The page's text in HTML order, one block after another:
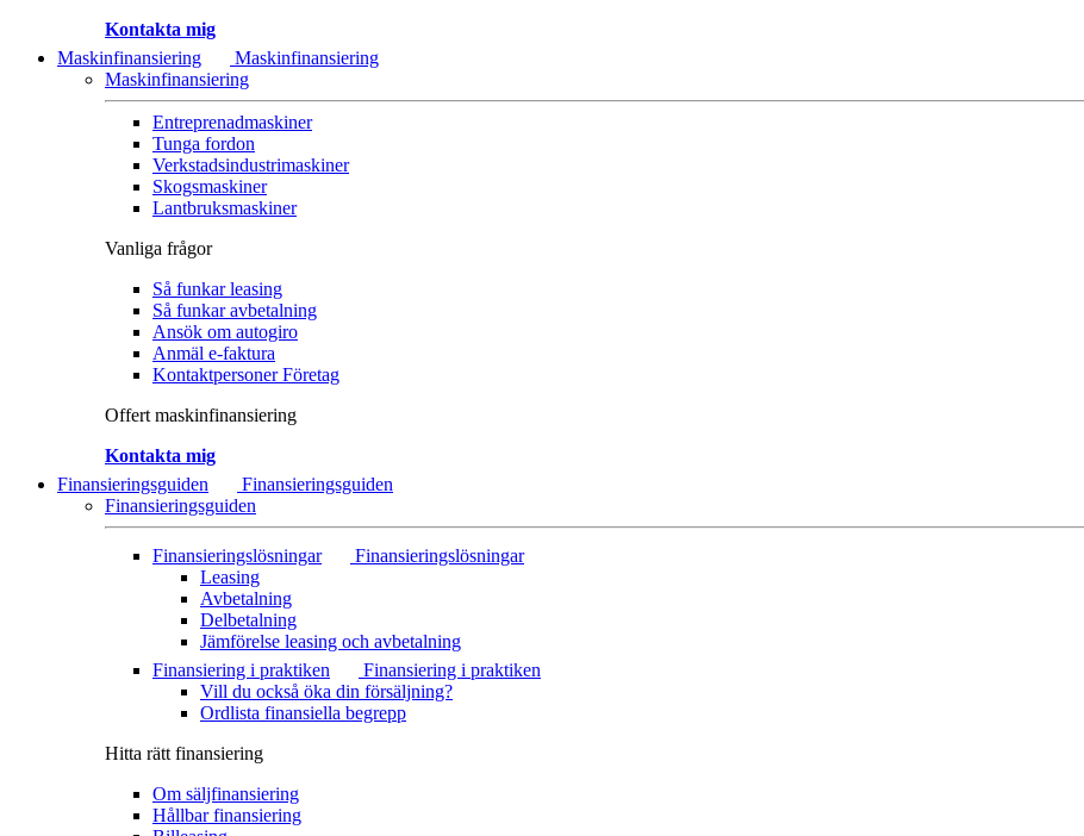
Kontakta mig
Maskinfinansiering
Maskinfinansiering
Maskinfinansiering
Entreprenadmaskiner
Tunga fordon
Verkstadsindustrimaskiner
Skogsmaskiner
Lantbruksmaskiner
Vanliga frågor
Så funkar leasing
Så funkar avbetalning
Ansök om autogiro
Anmäl e-faktura
Kontaktpersoner Företag
Offert maskinfinansiering
Kontakta mig
Finansieringsguiden
Finansieringsguiden
Finansieringsguiden
Finansieringslösningar
Finansieringslösningar
Leasing
Avbetalning
Delbetalning
Jämförelse leasing och avbetalning
Finansiering i praktiken
Finansiering i praktiken
Vill du också öka din försäljning?
Ordlista finansiella begrepp
Hitta rätt finansiering
Om säljfinansiering
Hållbar finansiering